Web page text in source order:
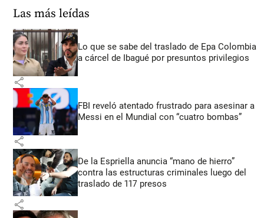
Las más leídas
Lo que se sabe del traslado de Epa Colombia
a cárcel de Ibagué por presuntos privilegios
share
FBI reveló atentado frustrado para asesinar a
Messi en el Mundial con “cuatro bombas”
share
De la Espriella anuncia “mano de hierro”
contra las estructuras criminales luego del
traslado de 117 presos
share